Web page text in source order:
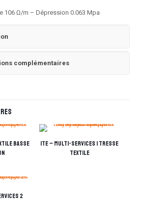
106 Ω/m – Dépression 0.063 Mpa
complémentaires
basse
1TE – multi-services 1 tresse
textile
2